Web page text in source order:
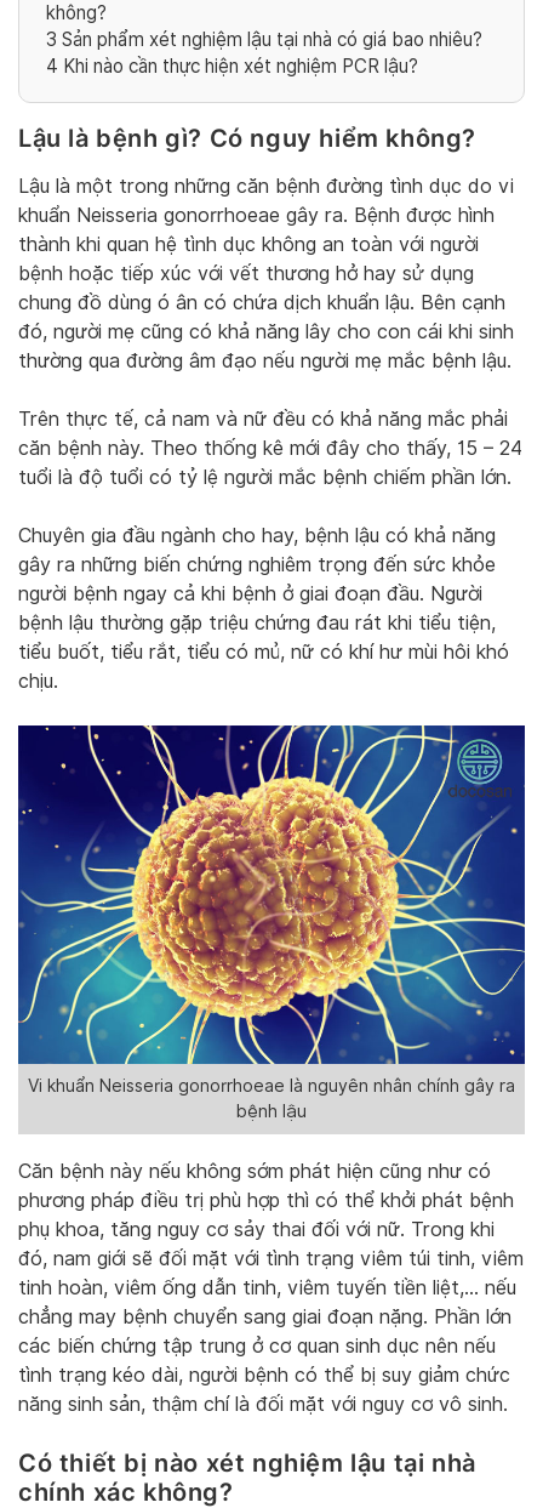
không?
3 Sản phẩm xét nghiệm lậu tại nhà có giá bao nhiêu?
4 Khi nào cần thực hiện xét nghiệm PCR lậu?
Lậu là bệnh gì? Có nguy hiểm không?
Lậu là một trong những căn bệnh đường tình dục do vi
khuẩn Neisseria gonorrhoeae gây ra. Bệnh được hình
thành khi quan hệ tình dục không an toàn với người
bệnh hoặc tiếp xúc với vết thương hở hay sử dụng
chung đồ dùng ó ân có chứa dịch khuẩn lậu. Bên cạnh
đó, người mẹ cũng có khả năng lây cho con cái khi sinh
thường qua đường âm đạo nếu người mẹ mắc bệnh lậu.
Trên thực tế, cả nam và nữ đều có khả năng mắc phải
căn bệnh này. Theo thống kê mới đây cho thấy, 15 – 24
tuổi là độ tuổi có tỷ lệ người mắc bệnh chiếm phần lớn.
Chuyên gia đầu ngành cho hay, bệnh lậu có khả năng
gây ra những biến chứng nghiêm trọng đến sức khỏe
người bệnh ngay cả khi bệnh ở giai đoạn đầu. Người
bệnh lậu thường gặp triệu chứng đau rát khi tiểu tiện,
tiểu buốt, tiểu rắt, tiểu có mủ, nữ có khí hư mùi hôi khó
chịu.
Vi khuẩn Neisseria gonorrhoeae là nguyên nhân chính gây ra
bệnh lậu
Căn bệnh này nếu không sớm phát hiện cũng như có
phương pháp điều trị phù hợp thì có thể khởi phát bệnh
phụ khoa, tăng nguy cơ sảy thai đối với nữ. Trong khi
đó, nam giới sẽ đối mặt với tình trạng viêm túi tinh, viêm
tinh hoàn, viêm ống dẫn tinh, viêm tuyến tiền liệt,… nếu
chẳng may bệnh chuyển sang giai đoạn nặng. Phần lớn
các biến chứng tập trung ở cơ quan sinh dục nên nếu
tình trạng kéo dài, người bệnh có thể bị suy giảm chức
năng sinh sản, thậm chí là đối mặt với nguy cơ vô sinh.
Có thiết bị nào xét nghiệm lậu tại nhà
chính xác không?